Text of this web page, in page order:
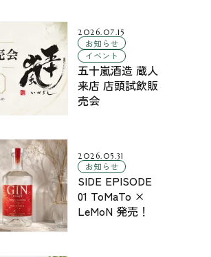
2026.07.15
お知らせ
イベント
五十嵐酒造 蔵人
来店 店頭試飲販
売会
2026.05.31
お知らせ
SIDE EPISODE
01 ToMaTo ×
LeMoN 発売！